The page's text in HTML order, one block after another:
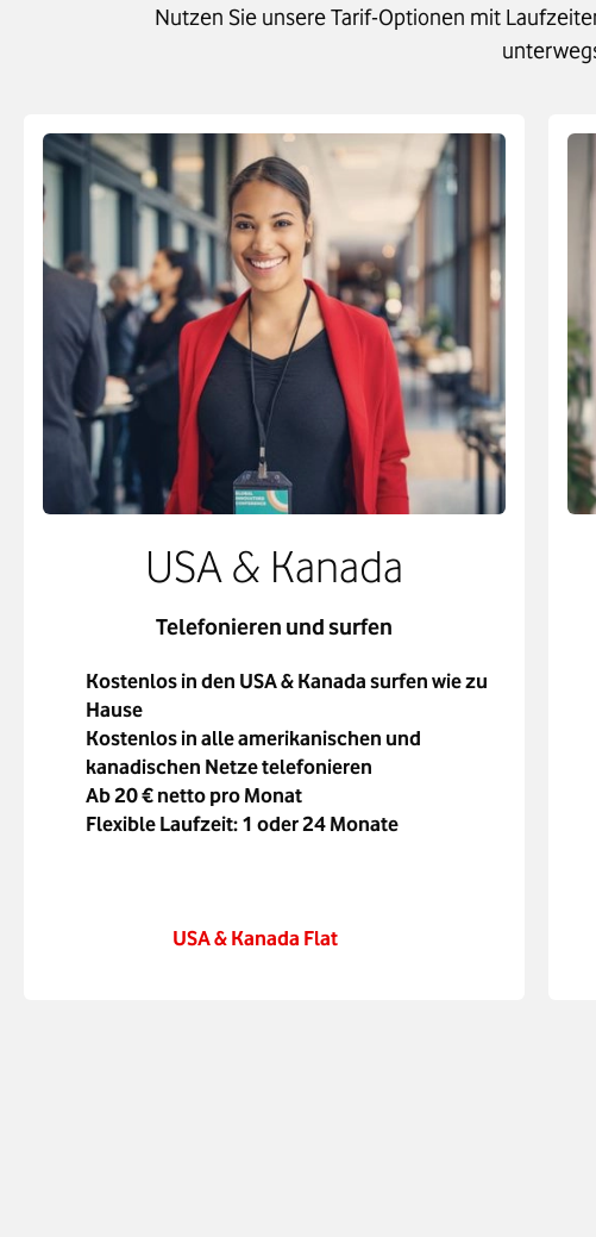
Nutzen Sie unsere Tarif-Optionen mit
USA & Kanada
Telefonieren und surfen
Kostenlos in den USA & Kanada surfen wie zu
Hause
Kostenlos in alle amerikanischen und
kanadischen Netze telefonieren
Ab 20 € netto pro Monat
Flexible Laufzeit: 1 oder 24 Monate
USA & Kanada Flat